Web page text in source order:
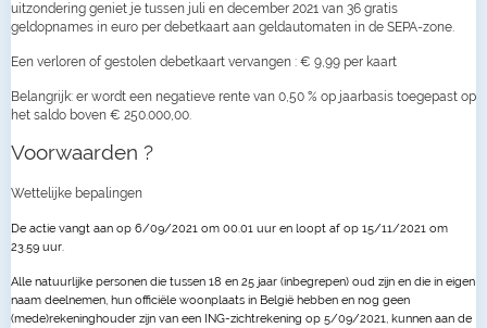
uitzondering geniet je tussen juli en december 2021 van 36 gratis
geldopnames in euro per debetkaart aan geldautomaten in de SEPA-zone.
Een verloren of gestolen debetkaart vervangen : € 9,99 per kaart
Belangrijk: er wordt een negatieve rente van 0,50 % op jaarbasis toegepast op
het saldo boven € 250.000,00.
Voorwaarden ?
Wettelijke bepalingen
De actie vangt aan op 6/09/2021 om 00.01 uur en loopt af op 15/11/2021 om
23.59 uur.
Alle natuurlijke personen die tussen 18 en 25 jaar (inbegrepen) oud zijn en die in eigen
naam deelnemen, hun officiële woonplaats in België hebben en nog geen
(mede)rekeninghouder zijn van een ING-zichtrekening op 5/09/2021, kunnen aan de